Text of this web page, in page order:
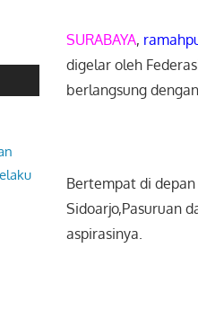
SURABAYA,
digelar oleh
berlangsung
Bertempat di
Sidoarjo,Pasuruan
aspirasinya.